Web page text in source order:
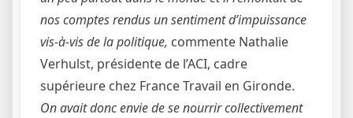
nos comptes rendus un sentiment d’impuissance
vis-à-vis de la politique, commente Nathalie
Verhulst, présidente de l’ACI, cadre
supérieure chez France Travail en Gironde.
On avait donc envie de se nourrir collectivement